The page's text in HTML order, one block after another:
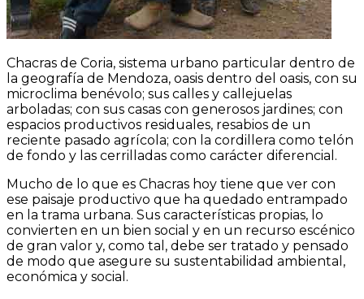
Chacras de Coria, sistema urbano particular dentro de
la geografía de Mendoza, oasis dentro del oasis, con su
microclima benévolo; sus calles y callejuelas
arboladas; con sus casas con generosos jardines; con
espacios productivos residuales, resabios de un
reciente pasado agrícola; con la cordillera como telón
de fondo y las cerrilladas como carácter diferencial.
Mucho de lo que es Chacras hoy tiene que ver con
ese paisaje productivo que ha quedado entrampado
en la trama urbana. Sus características propias, lo
convierten en un bien social y en un recurso escénico
de gran valor y, como tal, debe ser tratado y pensado
de modo que asegure su sustentabilidad ambiental,
económica y social.